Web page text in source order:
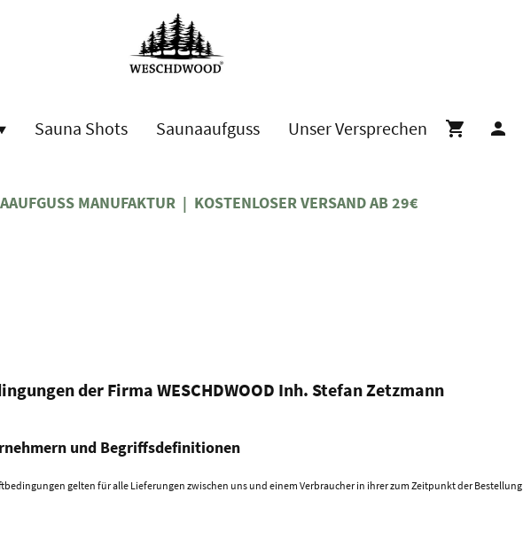
Sauna Shots Saunaaufguss Unser Versprechen
MANUFAKTUR | KOSTENLOSER VERSAND AB 29€
der Firma WESCHDWOOD Inh. Stefan Zetzmann
und Begriffsdefinitionen
gelten für alle Lieferungen zwischen uns und einem Verbraucher in ihrer zum Zeitpunkt der Bestellung